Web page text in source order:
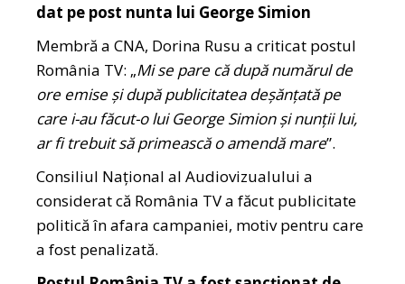
dat pe post nunta lui George Simion
Membră a CNA, Dorina Rusu a criticat postul
România TV: „Mi se pare că după numărul de
ore emise şi după publicitatea deşănţată pe
care i-au făcut-o lui George Simion şi nunţii lui,
ar fi trebuit să primească o amendă mare”.
Consiliul Național al Audiovizualului a
considerat că România TV a făcut publicitate
politică în afara campaniei, motiv pentru care
a fost penalizată.